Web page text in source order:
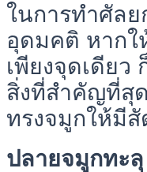
ในการทำศัล
อุดมคติ หากใ
เพียงจุดเดียว
สิ่งที่สำคัญที่สุ
ทรงจมูกให้มี
ปลายจมูกทะลุ